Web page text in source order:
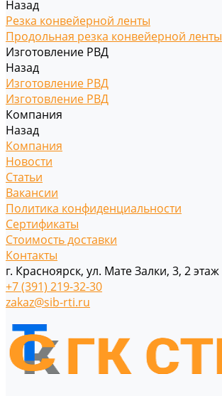
Назад
Резка конвейерной ленты
Продольная резка конвейерной ленты
Изготовление РВД
Назад
Изготовление РВД
Изготовление РВД
Компания
Назад
Компания
Новости
Статьи
Вакансии
Политика конфиденциальности
Сертификаты
Стоимость доставки
Контакты
г. Красноярск, ул. Мате Залки, 3, 2 этаж
+7 (391) 219-32-30
zakaz@sib-rti.ru